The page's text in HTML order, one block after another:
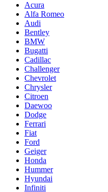
Acura
Alfa Romeo
Audi
Bentley
BMW
Bugatti
Cadillac
Challenger
Chevrolet
Chrysler
Citroen
Daewoo
Dodge
Ferrari
Fiat
Ford
Geiger
Honda
Hummer
Hyundai
Infiniti